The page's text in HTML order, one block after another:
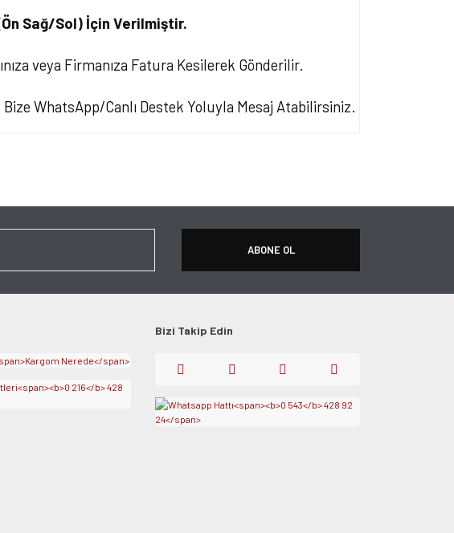
Sağ/Sol) İçin Verilmiştir.
veya Firmanıza Fatura Kesilerek Gönderilir.
WhatsApp/Canlı Destek Yoluyla Mesaj Atabilirsiniz.
ABONE OL
Bizi Takip Edin